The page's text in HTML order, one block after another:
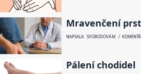
Mravenčení
NAPSALA: SVOBODOVÁ M. /
Pálení chodidel